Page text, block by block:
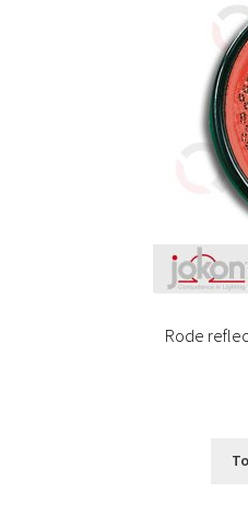
Rode